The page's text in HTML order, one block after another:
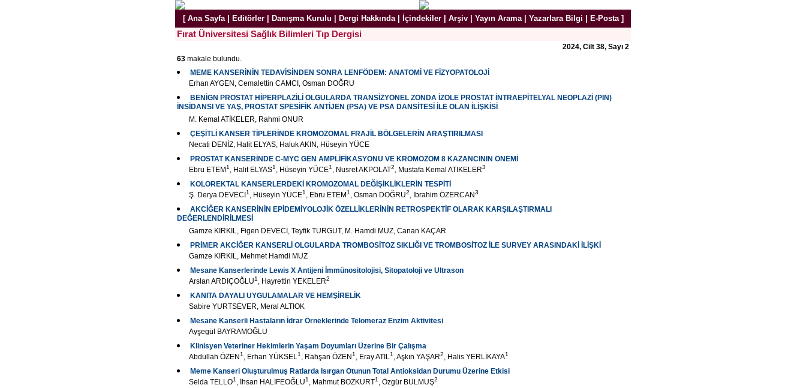
[ Ana Sayfa| Editörler| Danışma Kurulu Dergi Hakkında| İçindekiler| Arşiv| Yayın Arama| Yazarlara Bilgi E-Posta]
Fırat Üniversitesi Sağlık Bilimleri Tıp Dergisi
2024, Cilt 38, Sayı 2
63 makale bulundu.
MEME KANSERİNİN TEDAVİSİNDEN SONRA LENFÖDEM: ANATOMİ VE FİZYOPATOLOJİ
Erhan AYGEN, Cemalettin CAMCI, Osman DOĞRU
BENİGN PROSTAT HİPERPLAZİLİ OLGULARDA TRANSİZYONEL ZONDA İZOLE PROSTAT İNTRAEPİTELYAL NEOPLAZİ (PIN)
İNSİDANSI VE YAŞ, PROSTAT SPESİFİK ANTİJEN (PSA) VE PSA DANSİTESİ İLE OLAN İLİŞKİSİ
M. Kemal ATİKELER, Rahmi ONUR
ÇEŞİTLİ KANSER TİPLERİNDE KROMOZOMAL FRAJİL BÖLGELERİN ARAŞTIRILMASI
Necati DENİZ, Halit ELYAS, Haluk AKIN, Hüseyin YÜCE
PROSTAT KANSERİNDE C-MYC GEN AMPLİFİKASYONU VE KROMOZOM 8 KAZANCININ ÖNEMİ
Ebru ETEM 1 , Halit ELYAS1 , Hüseyin YÜCE1 , Nusret AKPOLAT2, Mustafa Kemal ATIKELER3
KOLOREKTAL KANSERLERDEKİ KROMOZOMAL DEĞİŞİKLİKLERİN TESPİTİ
Ş. Derya DEVECİ 1 , Hüseyin YÜCE1 , Ebru ETEM 1 , Osman DOĞRU2, İbrahim ÖZERCAN3
AKCİĞER KANSERİNİN EPİDEMİYOLOJİK ÖZELLİKLERİNİN RETROSPEKTİF OLARAK KARŞILAŞTIRMALI
DEĞERLENDİRİLMESİ
Gamze KIRKIL, Figen DEVECİ, Teyfik TURGUT, M. Hamdi MUZ, Canan KAÇAR
PRİMER AKCİĞER KANSERLİ OLGULARDA TROMBOSİTOZ SIKLIĞI VE TROMBOSİTOZ İLE SURVEY ARASINDAKİ İLİŞKİ
Gamze KIRKIL, Mehmet Hamdi MUZ
Mesane Kanserlerinde Lewis X Antijeni İmmünositolojisi, Sitopatoloji ve Ultrason
Arslan ARDIÇOĞLU1 , Hayrettin YEKELER2
KANITA DAYALI UYGULAMALAR VE HEMŞİRELİK
Sabire YURTSEVER, Meral ALTIOK
Mesane Kanserli Hastaların İdrar Örneklerinde Telomeraz Enzim Aktivitesi
Ayşegül BAYRAMOĞLU
Klinisyen Veteriner Hekimlerin Yaşam Doyumları Üzerine Bir Çalışma
Abdullah ÖZEN 1 , Erhan YÜKSEL1 , Rahşan ÖZEN 1 , Eray ATIL1 , Aşkın YAŞAR2, Halis YERLİKAYA1
Meme Kanseri Oluşturulmuş Ratlarda Isırgan Otunun Total Antioksidan Durumu Üzerine Etkisi
Selda TELLO1 , İhsan HALİFEOĞLU1 , Mahmut BOZKURT1 , Özgür BULMUŞ2